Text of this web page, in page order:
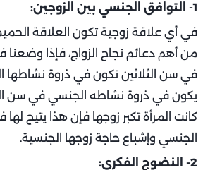
1- التوافق الجنسي بين الزوجين:
في أي علاقة زوجية تكون العلاقة
من أهم دعائم نجاح الزواج، فإذا وضعنا
في سن الثلاثين تكون في ذروة نشاطها
يكون في ذروة نشاطه الجنسي في سن
كانت المرأة تكبر زوجها فإن هذا يتيح لها
الجنسي وإشباع حاجة زوجها الجنسية.
2- النضوج الفكري: